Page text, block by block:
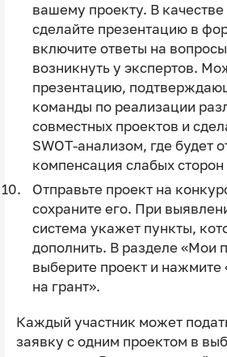
вашему проекту. В
сделайте презентацию в
включите ответы на
возникнуть у экспертов.
презентацию,
команды по реализации
совместных проектов и
SWOT-анализом, где будет
компенсация слабых сторон
Отправьте проект на
сохраните его. При
система укажет пункты,
дополнить. В разделе «Мои
выберите проект и нажмите
на грант».
Каждый участник может
заявку с одним проектом в